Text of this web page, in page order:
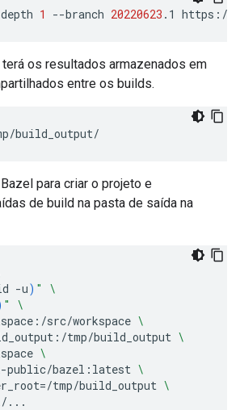
1 --branch 20220623 .1 https://
os resultados armazenados em
entre os builds.
build_output/
para criar o projeto e
de build na pasta de saída na
-u) "
\
"
\
src/workspace \
tmp/build_output \
\
public/bazel:latest \
=/tmp/build_output \
...